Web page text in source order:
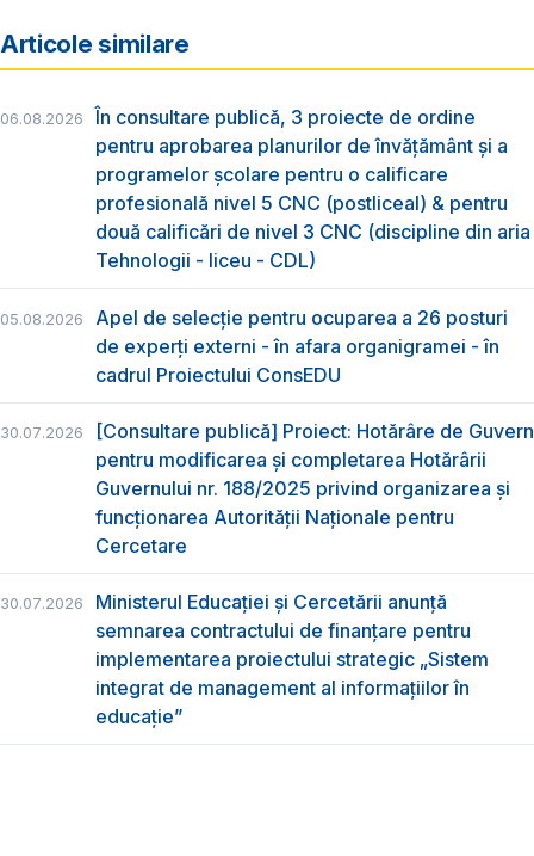
Articole similare
06.08.2026
În consultare publică, 3 proiecte de ordine
pentru aprobarea planurilor de învățământ și a
programelor școlare pentru o calificare
profesională nivel 5 CNC (postliceal) & pentru
două calificări de nivel 3 CNC (discipline din aria
Tehnologii - liceu - CDL)
05.08.2026
Apel de selecție pentru ocuparea a 26 posturi
de experți externi - în afara organigramei - în
cadrul Proiectului ConsEDU
30.07.2026
[Consultare publică] Proiect: Hotărâre de Guvern
pentru modificarea și completarea Hotărârii
Guvernului nr. 188/2025 privind organizarea şi
funcţionarea Autorităţii Naţionale pentru
Cercetare
30.07.2026
Ministerul Educației și Cercetării anunță
semnarea contractului de finanțare pentru
implementarea proiectului strategic „Sistem
integrat de management al informațiilor în
educație”